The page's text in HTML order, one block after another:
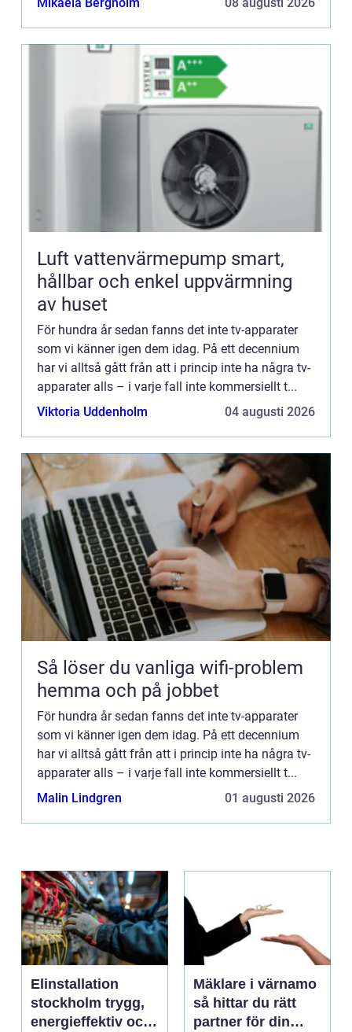
Luft vattenvärmepump smart,
hållbar och enkel uppvärmning
av huset
För hundra år sedan fanns det inte tv-apparater
som vi känner igen dem idag. På ett decennium
har vi alltså gått från att i princip inte ha några tv-
apparater alls – i varje fall inte kommersiellt t...
Viktoria Uddenholm
04 augusti 2026
Så löser du vanliga wifi-problem
hemma och på jobbet
För hundra år sedan fanns det inte tv-apparater
som vi känner igen dem idag. På ett decennium
har vi alltså gått från att i princip inte ha några tv-
apparater alls – i varje fall inte kommersiellt t...
Malin Lindgren
01 augusti 2026
Elinstallation
stockholm trygg,
energieffektiv och
Mäklare i värnamo
så hittar du rätt
partner för din